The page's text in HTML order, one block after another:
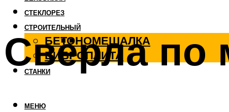
СТЕКЛОРЕЗ
СТРОИТЕЛЬНЫЙ
БЕТОНОМЕШАЛКА
ВИБРОПЛИТА
СТАНКИ
МЕНЮ
Свёрла по